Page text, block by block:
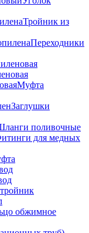
Тройник из
Переходники
Муфта
Заглушки
поливочные
для медных
обжимное